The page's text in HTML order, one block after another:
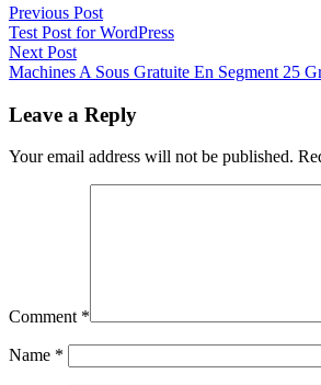
Post
navigation
Previous PostPrevious
post:
Test Post for WordPress
Next PostNext
post:
Machines A Sous Gratuite En Segment 25
Leave a Reply
Your email address will not be published.
Comment *
Name *